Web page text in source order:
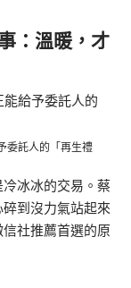
：溫暖，才
委託人的「再生禮
冰冰的交易。蔡
到沒力氣站起來
社推薦首選的原